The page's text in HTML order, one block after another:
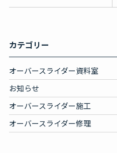
カテゴリー
オーバースライダー資料室
お知らせ
オーバースライダー施工
オーバースライダー修理